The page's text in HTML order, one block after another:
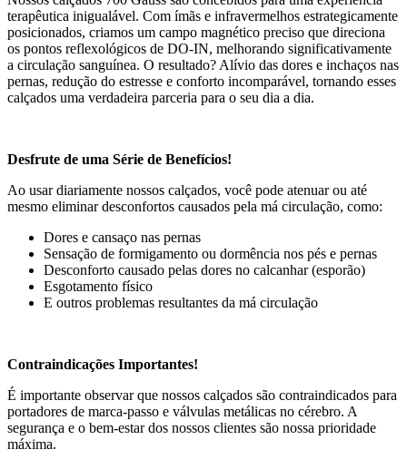
terapêutica inigualável. Com ímãs e infravermelhos estrategicamente
posicionados, criamos um campo magnético preciso que direciona
os pontos reflexológicos de DO-IN, melhorando significativamente
a circulação sanguínea. O resultado? Alívio das dores e inchaços nas
pernas, redução do estresse e conforto incomparável, tornando esses
calçados uma verdadeira parceria para o seu dia a dia.
Desfrute de uma Série de Benefícios!
Ao usar diariamente nossos calçados, você pode atenuar ou até
mesmo eliminar desconfortos causados pela má circulação, como:
Dores e cansaço nas pernas
Sensação de formigamento ou dormência nos pés e pernas
Desconforto causado pelas dores no calcanhar (esporão)
Esgotamento físico
E outros problemas resultantes da má circulação
Contraindicações Importantes!
É importante observar que nossos calçados são contraindicados para
portadores de marca-passo e válvulas metálicas no cérebro. A
segurança e o bem-estar dos nossos clientes são nossa prioridade
máxima.